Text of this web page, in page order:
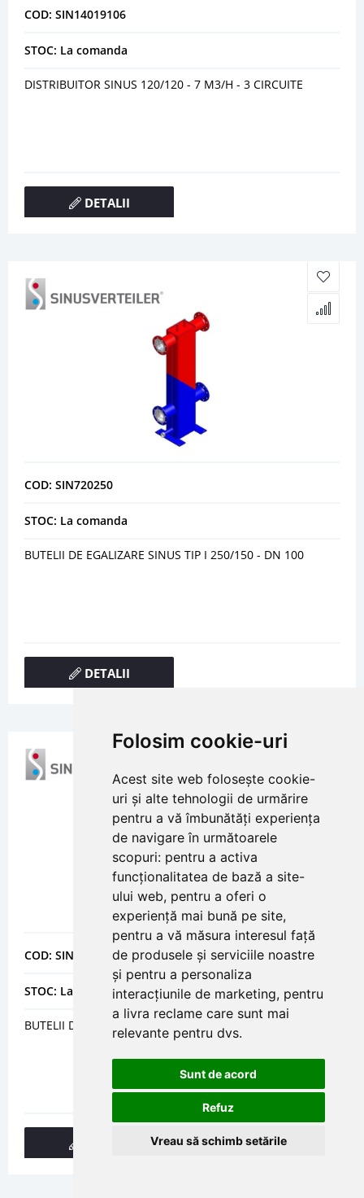
Folosim cookie-uri
Acest site web folosește cookie-
uri și alte tehnologii de urmărire
pentru a vă îmbunătăți experiența
de navigare în următoarele
scopuri: pentru a activa
funcționalitatea de bază a site-
ului web, pentru a oferi o
experiență mai bună pe site,
pentru a vă măsura interesul față
de produsele și serviciile noastre
și pentru a personaliza
interacțiunile de marketing, pentru
a livra reclame care sunt mai
relevante pentru dvs.
Sunt de acord
Refuz
Vreau să schimb setările
COD: SIN14019106
STOC: La comanda
DISTRIBUITOR SINUS 120/120 - 7 M3/H - 3 CIRCUITE
DETALII
COD: SIN720250
STOC: La comanda
BUTELII DE EGALIZARE SINUS TIP I 250/150 - DN 100
DETALII
COD: SIN723212
STOC: La comanda
BUTELII DE EGALIZARE SINUS TIP I DN 200 - 18 M3/H